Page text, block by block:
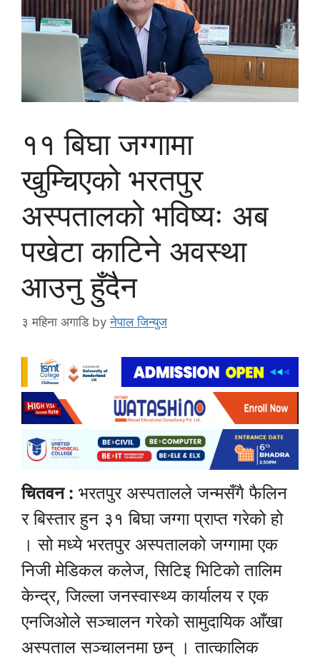
११ बिघा जग्गामा
खुम्चिएको भरतपुर
अस्पतालको भविष्यः अब
पखेटा काटिने अवस्था
आउनु हुँदैन
३ महिना अगाडि byनेपाल जिन्युज
चितवन : भरतपुर अस्पतालले जन्मसँगै फैलिन
र बिस्तार हुन ३१ बिघा जग्गा प्राप्त गरेको हो
। सो मध्ये भरतपुर अस्पतालको जग्गामा एक
निजी मेडिकल कलेज, सिटिइ भिटिको तालिम
केन्द्र, जिल्ला जनस्वास्थ्य कार्यालय र एक
एनजिओले सञ्चालन गरेको सामुदायिक आँखा
अस्पताल सञ्चालनमा छन् । तात्कालिक